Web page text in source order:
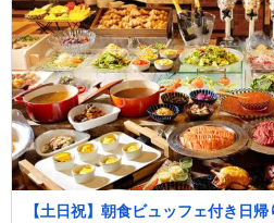
【土日祝】朝食ビュッフェ付き日